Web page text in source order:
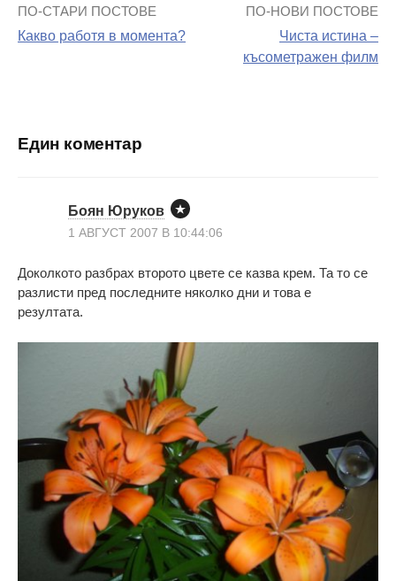
Навигация
ПО-СТАРИ ПОСТОВЕ
Какво работя в момента?
ПО-НОВИ ПОСТОВЕ
Чиста истина –
късометражен филм
Един коментар
Боян Юруков
1 АВГУСТ 2007 В 10:44:06
Доколкото разбрах второто цвете се казва крем. Та то се
разлисти пред последните няколко дни и това е
резултата.